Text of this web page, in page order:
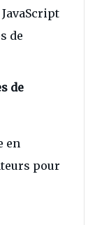
de
de
en
pour